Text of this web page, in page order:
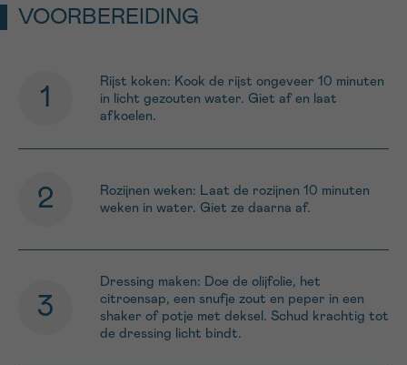
VOORBEREIDING
Rijst koken: Kook de rijst ongeveer 10 minuten
in licht gezouten water. Giet af en laat
afkoelen.
Rozijnen weken: Laat de rozijnen 10 minuten
weken in water. Giet ze daarna af.
Dressing maken: Doe de olijfolie, het
citroensap, een snufje zout en peper in een
shaker of potje met deksel. Schud krachtig tot
de dressing licht bindt.